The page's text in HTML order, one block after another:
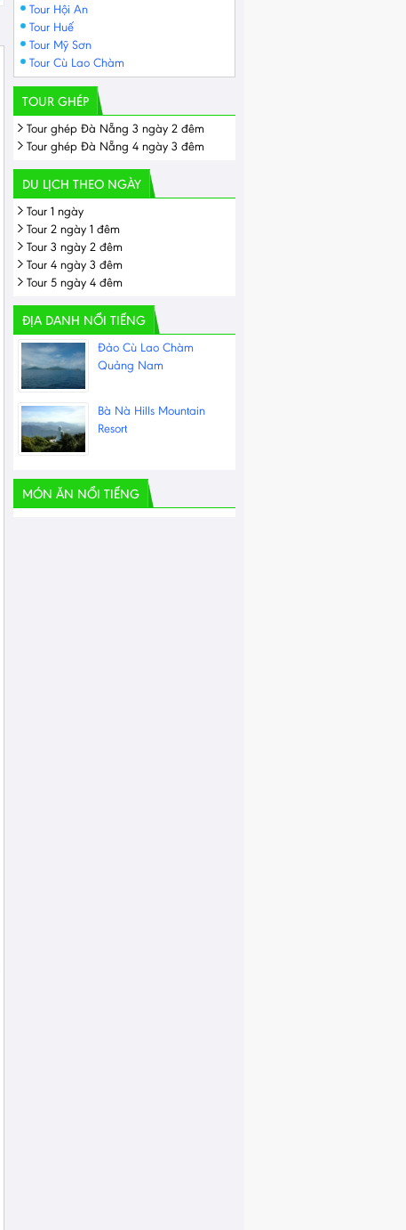
Tour Hội An
Tour Huế
Tour Mỹ Sơn
Tour Cù Lao Chàm
TOUR GHÉP
Tour ghép Đà Nẵng 3 ngày 2 đêm
Tour ghép Đà Nẵng 4 ngày 3 đêm
DU LỊCH THEO NGÀY
Tour 1 ngày
Tour 2 ngày 1 đêm
Tour 3 ngày 2 đêm
Tour 4 ngày 3 đêm
Tour 5 ngày 4 đêm
ĐỊA DANH NỔI TIẾNG
Đảo Cù Lao Chàm
Quảng Nam
Bà Nà Hills Mountain
Resort
MÓN ĂN NỔI TIẾNG